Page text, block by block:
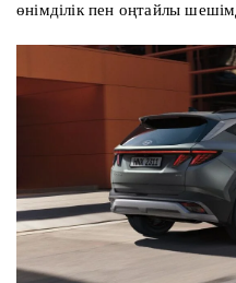
өнімділік пен оңтайлы